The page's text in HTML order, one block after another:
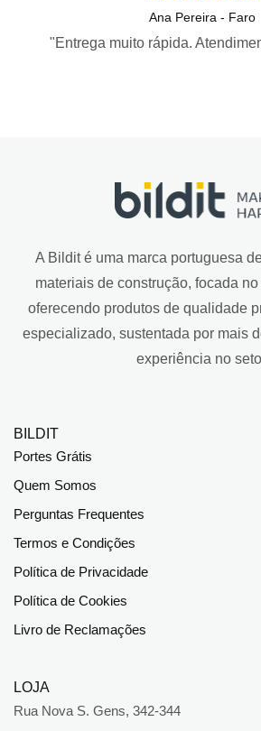
Ana Pereira - Faro
"Entrega muito rápida.
A Bildit é uma marca portuguesa
materiais de construção, focada
oferecendo produtos de qualidade
especializado, sustentada por mais
experiência no
BILDIT
Portes Grátis
Quem Somos
Perguntas Frequentes
Termos e Condições
Política de Privacidade
Política de Cookies
Livro de Reclamações
LOJA
Rua Nova S. Gens, 342-344